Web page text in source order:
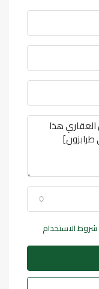
شروط الاستخدام